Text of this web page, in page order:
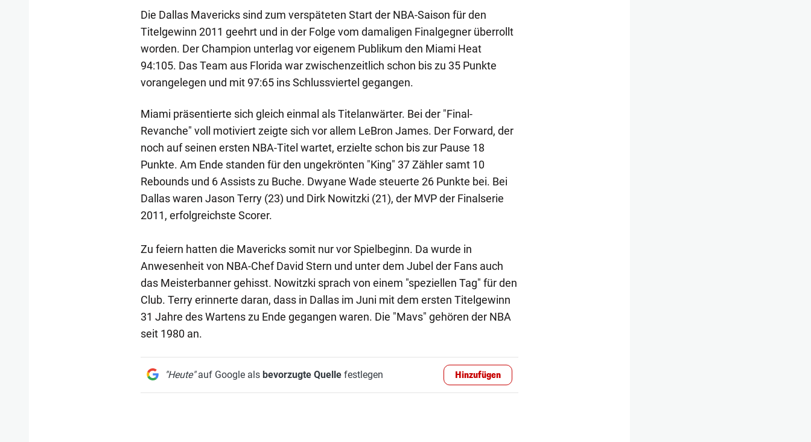
Die Dallas Mavericks sind zum verspäteten Start der NBA-Saison für den
Titelgewinn 2011 geehrt und in der Folge vom damaligen Finalgegner überrollt
worden. Der Champion unterlag vor eigenem Publikum den Miami Heat
94:105. Das Team aus Florida war zwischenzeitlich schon bis zu 35 Punkte
vorangelegen und mit 97:65 ins Schlussviertel gegangen.
Miami präsentierte sich gleich einmal als Titelanwärter. Bei der "Final-
Revanche" voll motiviert zeigte sich vor allem LeBron James. Der Forward, der
noch auf seinen ersten NBA-Titel wartet, erzielte schon bis zur Pause 18
Punkte. Am Ende standen für den ungekrönten "King" 37 Zähler samt 10
Rebounds und 6 Assists zu Buche. Dwyane Wade steuerte 26 Punkte bei. Bei
Dallas waren Jason Terry (23) und Dirk Nowitzki (21), der MVP der Finalserie
2011, erfolgreichste Scorer.
Zu feiern hatten die Mavericks somit nur vor Spielbeginn. Da wurde in
Anwesenheit von NBA-Chef David Stern und unter dem Jubel der Fans auch
das Meisterbanner gehisst. Nowitzki sprach von einem "speziellen Tag" für den
Club. Terry erinnerte daran, dass in Dallas im Juni mit dem ersten Titelgewinn
31 Jahre des Wartens zu Ende gegangen waren. Die "Mavs" gehören der NBA
seit 1980 an.
"Heute"auf Google als bevorzugte Quellefestlegen Hinzufügen